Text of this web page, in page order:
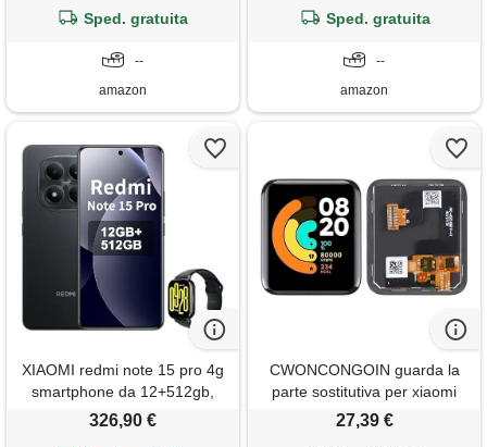
giorni, resistenza acqua 5
cardiaca e spo2, sistema gnss
integrato, argento
Sped. gratuita
--
amazon
Sped. gratuita
--
amazon
XIAOMI redmi note 15 pro 4g
smartphone da 12+512gb,
batteria da 6500mah,
326,90 €
CWONCONGOIN guarda la
parte sostitutiva per xiaomi
redmi watch 2 lite lcd schermo
27,39 €